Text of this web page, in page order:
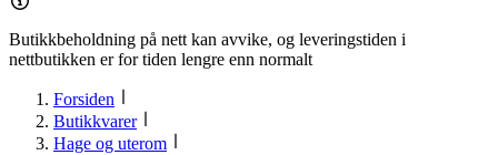
Butikkbeholdning på nett kan avvike, og leveringstiden i
nettbutikken er for tiden lengre enn normalt
Forsiden
Butikkvarer
Hage og uterom